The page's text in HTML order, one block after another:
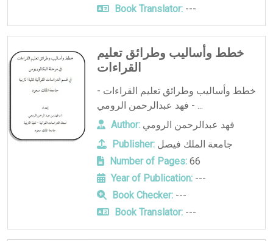
Book Translator:---
خطط وأساليب وطرائق تعليم
القراءات
خطط وأساليب وطرائق تعليم القراءات -
فهد عبدالرحمن الرومي - ...
Author: فهد عبدالرحمن الرومي
Publisher: جامعة الملك فيصل
Number of Pages:66
Year of Publication:---
Book Checker:---
Book Translator:---